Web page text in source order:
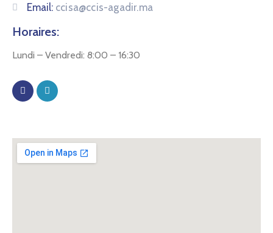
Email: ccisa@ccis-agadir.ma
Horaires:
Lundi – Vendredi: 8:00 – 16:30